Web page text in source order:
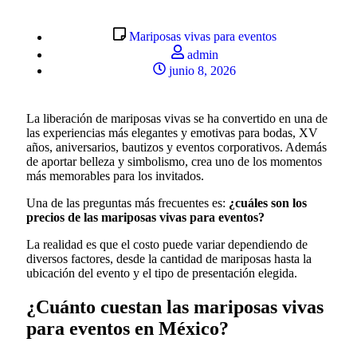
Mariposas vivas para eventos
admin
junio 8, 2026
La liberación de mariposas vivas se ha convertido en una de
las experiencias más elegantes y emotivas para bodas, XV
años, aniversarios, bautizos y eventos corporativos. Además
de aportar belleza y simbolismo, crea uno de los momentos
más memorables para los invitados.
Una de las preguntas más frecuentes es: ¿cuáles son los
precios de las mariposas vivas para eventos?
La realidad es que el costo puede variar dependiendo de
diversos factores, desde la cantidad de mariposas hasta la
ubicación del evento y el tipo de presentación elegida.
¿Cuánto cuestan las mariposas vivas
para eventos en México?